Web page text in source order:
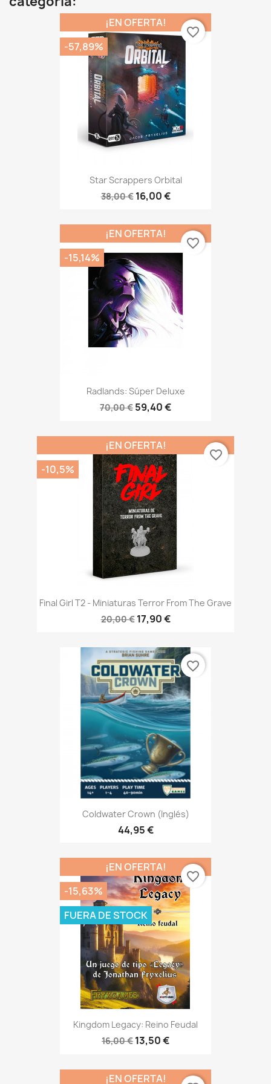
Star Scrappers Orbital
38,00 € 16,00 €
¡EN OFERTA!
-57,89%
favorite_border
Radlands: Súper Deluxe
70,00 € 59,40 €
¡EN OFERTA!
-15,14%
favorite_border
Final Girl T2 - Miniaturas Terror From The Grave
20,00 € 17,90 €
¡EN OFERTA!
-10,5%
favorite_border
Coldwater Crown (inglés)
44,95 €
favorite_border
Kingdom Legacy: Reino Feudal
16,00 € 13,50 €
¡EN OFERTA!
-15,63%
FUERA DE STOCK
favorite_border
¡EN OFERTA!